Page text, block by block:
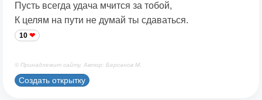
Пусть всегда удача мчится за тобой,
К целям на пути не думай ты сдаваться.
10
© Принадлежит сайту. Автор: Берсанов М.
Создать открытку